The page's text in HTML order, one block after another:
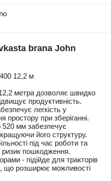
brana John
12,2 м
метра дозволяє швидко
продуктивність.
легкість у
простору при зберіганні.
520 мм забезпечує
його структуру.
під час роботи та
пошкодження.
- підійде для тракторів
що розширює можливості